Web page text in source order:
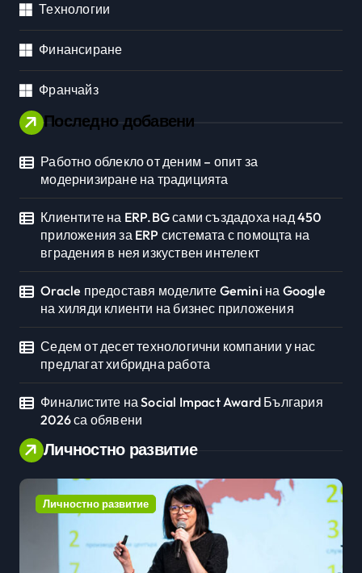
Технологии
Финансиране
Франчайз
Последно добавени
Работно облекло от деним – опит за
модернизиране на традицията
Клиентите на ERP.BG сами създадоха над 450
приложения за ERP системата с помощта на
вградения в нея изкуствен интелект
Oracle предоставя моделите Gemini на Google
на хиляди клиенти на бизнес приложения
Седем от десет технологични компании у нас
предлагат хибридна работа
Финалистите на Social Impact Award България
2026 са обявени
Личностно развитие
Личностно развитие